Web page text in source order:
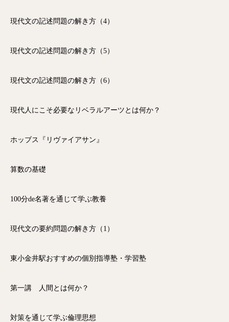
現代文の記述問題の解き方（4）
現代文の記述問題の解き方（5）
現代文の記述問題の解き方（6）
現代人にこそ必要なリベラルアーツとは何か？
ホッブス『リヴァイアサン』
算数の基礎
100分de名著を通じて学ぶ教養
現代文の要約問題の解き方（1）
東小金井駅おすすめの個別指導塾・学習塾
第一講 人間とは何か？
対策を通じて学ぶ倫理思想